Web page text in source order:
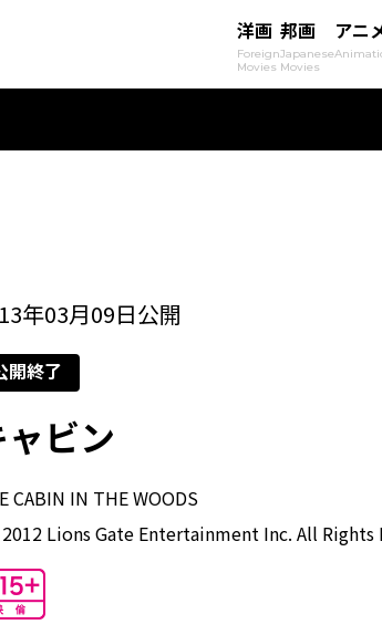
洋画
Foreign
Movies
邦画
Japanese
Movies
アニ
年03月09日公開
開終了
ャビン
CABIN IN THE WOODS
Lions Gate Entertainment Inc. All Rights